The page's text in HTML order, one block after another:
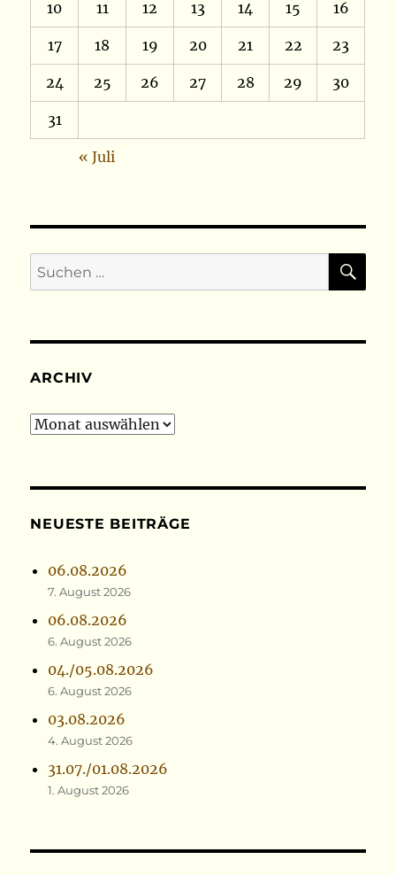
10 11 12 13 14 15 16
17 18 19 20 21 22 23
24 25 26 27 28 29 30
31
« Juli
Suchen
nach:
ARCHIV
Archiv
NEUESTE BEITRÄGE
06.08.2026
7. August 2026
06.08.2026
6. August 2026
04./05.08.2026
6. August 2026
03.08.2026
4. August 2026
31.07./01.08.2026
1. August 2026